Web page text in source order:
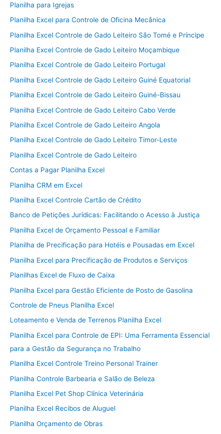
Planilha para Igrejas
Planilha Excel para Controle de Oficina Mecânica
Planilha Excel Controle de Gado Leiteiro São Tomé e Príncipe
Planilha Excel Controle de Gado Leiteiro Moçambique
Planilha Excel Controle de Gado Leiteiro Portugal
Planilha Excel Controle de Gado Leiteiro Guiné Equatorial
Planilha Excel Controle de Gado Leiteiro Guiné-Bissau
Planilha Excel Controle de Gado Leiteiro Cabo Verde
Planilha Excel Controle de Gado Leiteiro Angola
Planilha Excel Controle de Gado Leiteiro Timor-Leste
Planilha Excel Controle de Gado Leiteiro
Contas a Pagar Planilha Excel
Planilha CRM em Excel
Planilha Excel Controle Cartão de Crédito
Banco de Petições Jurídicas: Facilitando o Acesso à Justiça
Planilha Excel de Orçamento Pessoal e Familiar
Planilha de Precificação para Hotéis e Pousadas em Excel
Planilha Excel para Precificação de Produtos e Serviços
Planilhas Excel de Fluxo de Caixa
Planilha Excel para Gestão Eficiente de Posto de Gasolina
Controle de Pneus Planilha Excel
Loteamento e Venda de Terrenos Planilha Excel
Planilha Excel para Controle de EPI: Uma Ferramenta Essencial
para a Gestão da Segurança no Trabalho
Planilha Excel Controle Treino Personal Trainer
Planilha Controle Barbearia e Salão de Beleza
Planilha Excel Pet Shop Clínica Veterinária
Planilha Excel Recibos de Aluguel
Planilha Orçamento de Obras